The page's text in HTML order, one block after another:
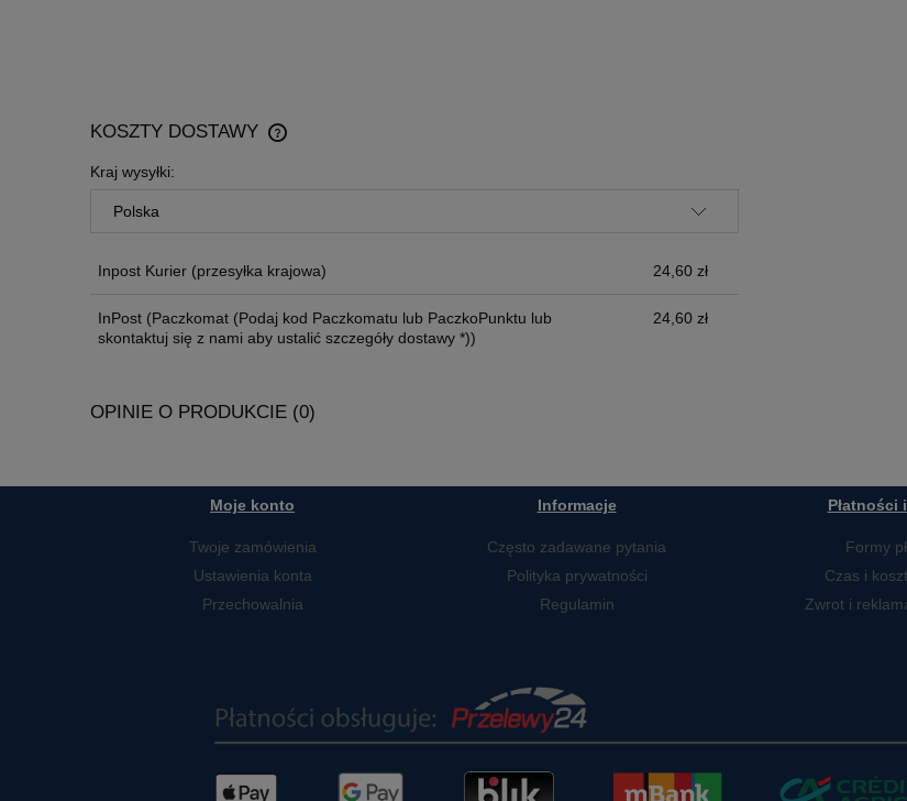
KOSZTY DOSTAWY
Kraj wysyłki:
Inpost Kurier (przesyłka krajowa) 24,60 zł
InPost (Paczkomat (Podaj kod Paczkomatu lub PaczkoPunktu lub
skontaktuj się z nami aby ustalić szczegóły dostawy *))
24,60 zł
OPINIE O PRODUKCIE (0)
Moje konto
Twoje zamówienia
Ustawienia konta
Przechowalnia
Informacje
Często zadawane pytania
Polityka prywatności
Regulamin
Płatności
Formy
Czas i
Zwrot i